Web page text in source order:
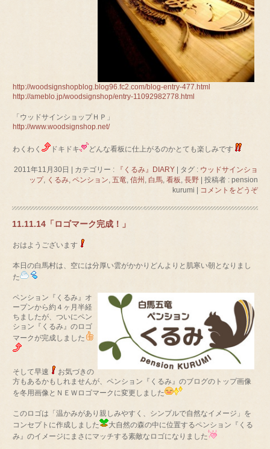
http://woodsignshopblog.blog96.fc2.com/blog-entry-477.html
http://ameblo.jp/woodsignshop/entry-11092982778.html
「ウッドサインショップＨＰ」
http://www.woodsignshop.net/
わくわく ドキドキ どんな看板に仕上がるのかとても楽しみです
2011年11月30日 | カテゴリー : 『くるみ』DIARY | タグ : ウッドサインショ
ップ, くるみ ペンション 五竜 信州 白馬 看板 長野 | 投稿者 : pension
kurumi | コメントをどうぞ
11.11.14「ロゴマーク完成！」
おはようございます
本日の白馬村は、空には分厚い雲がかかりどんよりと肌寒い朝となりまし
た
ペンション『くるみ』オ
ープンから約４ヶ月半経
ちましたが、ついにペン
ション『くるみ』のロゴ
マークが完成しました
そして早速
お気づきの
方もあるかもしれませんが、ペンション『くるみ』のブログのトップ画像
を冬用画像とＮＥＷロゴマークに変更しました
このロゴは「温かみがあり親しみやすく、シンプルで自然なイメージ」を
コンセプトに作成しました
大自然の森の中に位置するペンション『くる
み』のイメージにまさにマッチする素敵なロゴになりました